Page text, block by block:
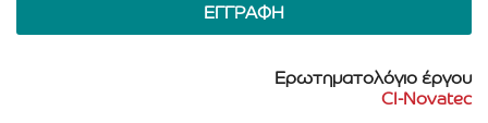
Ερωτηματολόγιο έργου
CI-Novatec